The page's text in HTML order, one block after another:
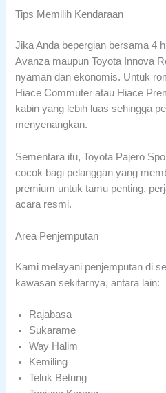
Tips Memilih Kendaraan
Jika Anda bepergian bersama 4
Avanza maupun Toyota Innova
nyaman dan ekonomis. Untuk
Hiace Commuter atau Hiace
kabin yang lebih luas sehingga
menyenangkan.
Sementara itu, Toyota Pajero
cocok bagi pelanggan yang
premium untuk tamu penting,
acara resmi.
Area Penjemputan
Kami melayani penjemputan di
kawasan sekitarnya, antara lain:
Rajabasa
Sukarame
Way Halim
Kemiling
Teluk Betung